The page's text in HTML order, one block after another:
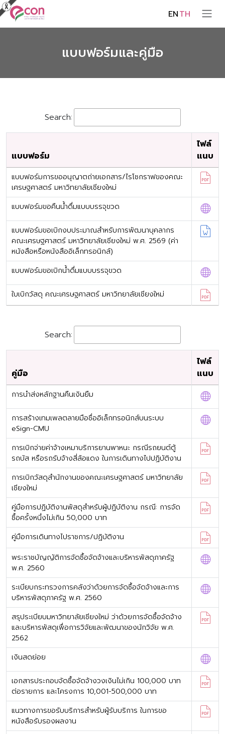
ENTH
แบบฟอร์มและคู่มือ
Search:
แบบฟอร์ม
ไฟล์
แนบ
แบบฟอร์มการขออนุญาตถ่ายเอกสาร/ไรโซกราฟของคณะ
เศรษฐศาสตร์ มหาวิทยาลัยเชียงใหม่
แบบฟอร์มขอคืนน้ำดื่มแบบบรรจุขวด
แบบฟอร์มขอเบิกงบประมาณสำหรับการพัฒนาบุคลากร
คณะเศรษฐศาสตร์ มหาวิทยาลัยเชียงใหม่ พ.ศ. 2569 (ค่า
หนังสือหรือหนังสืออิเล็กทรอนิกส์)
แบบฟอร์มขอเบิกน้ำดื่มแบบบรรจุขวด
ใบเบิกวัสดุ คณะเศรษฐศาสตร์ มหาวิทยาลัยเชียงใหม่
Search:
คู่มือ
ไฟล์
แนบ
การนำส่งหลักฐานคืนเงินยืม
การสร้างเทมเพลตลายมือชื่ออิเล็กทรอนิกส์บนระบบ
eSign-CMU
การเบิกจ่ายค่าจ้างเหมาบริการยานพาหนะ กรณีรถยนต์ตู้
รถบัส หรือรถรับจ้างสี่ล้อแดง ในการเดินทางไปปฏิบัติงาน
การเบิกวัสดุสำนักงานของคณะเศรษฐศาสตร์ มหาวิทยาลัย
เชียงใหม่
คู่มือการปฏิบัติงานพัสดุสำหรับผู้ปฏิบัติงาน กรณี: การจัด
ซื้อครั้งหนึ่งไม่เกิน 50,000 บาท
คู่มือการเดินทางไปราชการ/ปฏิบัติงาน
พระราชบัญญัติการจัดซื้อจัดจ้างและบริหารพัสดุภาครัฐ
พ.ศ. 2560
ระเบียบกระทรวงการคลังว่าด้วยการจัดซื้อจัดจ้างและการ
บริหารพัสดุภาครัฐ พ.ศ. 2560
สรุประเบียบมหาวิทยาลัยเชียงใหม่ ว่าด้วยการจัดซื้อจัดจ้าง
และบริหารพัสดุเพื่อการวิจัยและพัฒนาของนักวิจัย พ.ศ.
2562
เงินสดย่อย
เอกสารประกอบจัดซื้อจัดจ้างวงเงินไม่เกิน 100,000 บาท
ต่อรายการ และโครงการ 10,001-500,000 บาท
แนวทางการขอรับบริการสำหรับผู้รับบริการ ในการขอ
หนังสือรับรองผลงาน